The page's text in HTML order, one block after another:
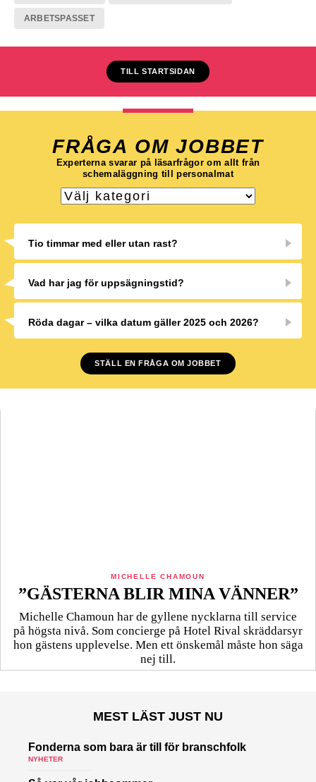
ARBETSPASSET
TILL STARTSIDAN
FRÅGA OM JOBBET
Experterna svarar på läsarfrågor om allt från
schemaläggning till personalmat
Tio timmar med eller utan rast?
Vad har jag för uppsägningstid?
Röda dagar – vilka datum gäller 2025 och 2026?
STÄLL EN FRÅGA OM JOBBET
MICHELLE CHAMOUN
”GÄSTERNA BLIR MINA VÄNNER”
Michelle Chamoun har de gyllene nycklarna till service
på högsta nivå. Som concierge på Hotel Rival skräddarsyr
hon gästens upp­levelse. Men ett önskemål måste hon säga
nej till.
MEST LÄST JUST NU
Fonderna som bara är till för branschfolk
NYHETER